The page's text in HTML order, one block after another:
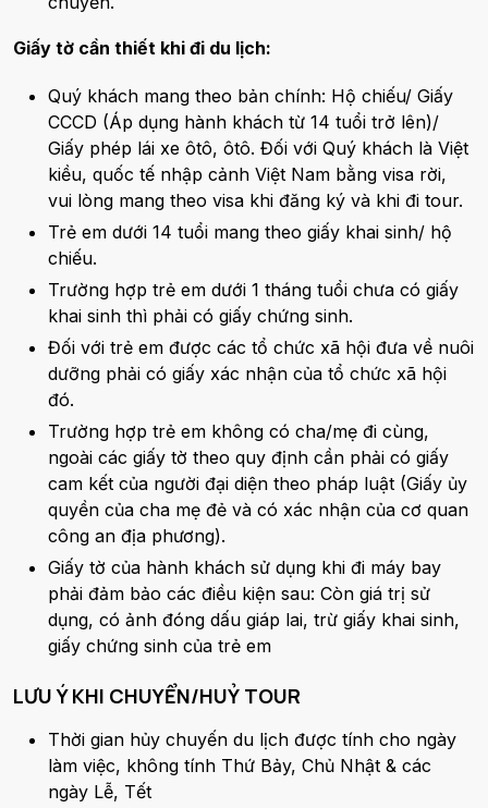
Giấy tờ cần thiết khi đi du lịch:
Quý khách mang theo bản chính: Hộ chiếu/ Giấy
CCCD (Áp dụng hành khách từ 14 tuổi trở lên)/
Giấy phép lái xe ôtô, ôtô. Đối với Quý khách là Việt
kiều, quốc tế nhập cảnh Việt Nam bằng visa rời,
vui lòng mang theo visa khi đăng ký và khi đi tour.
Trẻ em dưới 14 tuổi mang theo giấy khai sinh/ hộ
chiếu.
Trường hợp trẻ em dưới 1 tháng tuổi chưa có giấy
khai sinh thì phải có giấy chứng sinh.
Đối với trẻ em được các tổ chức xã hội đưa về nuôi
dưỡng phải có giấy xác nhận của tổ chức xã hội
đó.
Trường hợp trẻ em không có cha/mẹ đi cùng,
ngoài các giấy tờ theo quy định cần phải có giấy
cam kết của người đại diện theo pháp luật (Giấy ủy
quyền của cha mẹ đẻ và có xác nhận của cơ quan
công an địa phương).
Giấy tờ của hành khách sử dụng khi đi máy bay
phải đảm bảo các điều kiện sau: Còn giá trị sử
dụng, có ảnh đóng dấu giáp lai, trừ giấy khai sinh,
giấy chứng sinh của trẻ em
LƯU Ý KHI CHUYỂN/HUỶ TOUR
Thời gian hủy chuyến du lịch được tính cho ngày
làm việc, không tính Thứ Bảy, Chủ Nhật & các
ngày Lễ, Tết